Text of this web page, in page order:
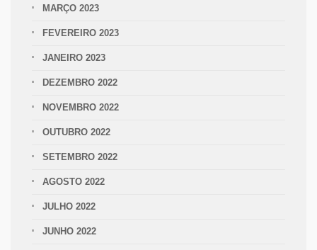
MARÇO 2023
FEVEREIRO 2023
JANEIRO 2023
DEZEMBRO 2022
NOVEMBRO 2022
OUTUBRO 2022
SETEMBRO 2022
AGOSTO 2022
JULHO 2022
JUNHO 2022